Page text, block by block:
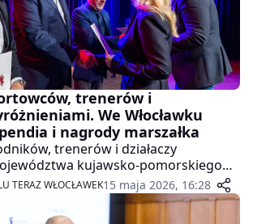
trenerów i
We Włocławku
i nagrody marszałka
trenerów i działaczy
kujawsko-pomorskiego
i nagrody zarządu województwa
w ubiegłym roku. Gala odbyła się
Kultury "Browar B" we Włocławku.
TERAZ WŁOCŁAWEK15 maja 2026, 16:28